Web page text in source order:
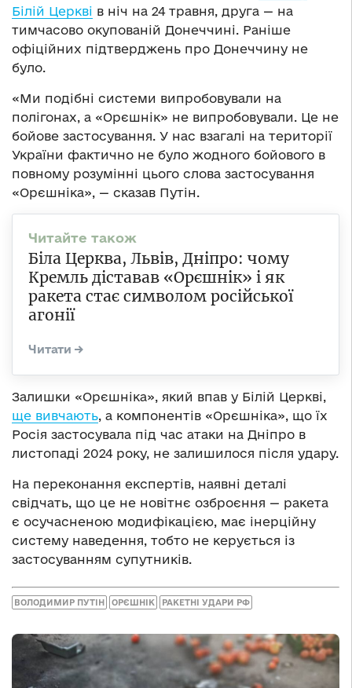
Білій Церкві в ніч на 24 травня, друга — на
тимчасово окупованій Донеччині. Раніше
офіційних підтверджень про Донеччину не
було.
«Ми подібні системи випробовували на
полігонах, а «Орєшнік» не випробовували. Це не
бойове застосування. У нас взагалі на території
України фактично не було жодного бойового в
повному розумінні цього слова застосування
«Орєшніка», — сказав Путін.
Біла Церква, Львів, Дніпро: чому
Кремль діставав «Орєшнік» і як
ракета стає символом російської
агонії
Залишки «Орєшніка», який впав у Білій Церкві,
ще вивчають, а компонентів «Орєшніка», що їх
Росія застосувала під час атаки на Дніпро в
листопаді 2024 року, не залишилося після удару.
На переконання експертів, наявні деталі
свідчать, що це не новітнє озброєння — ракета
є осучасненою модифікацією, має інерційну
систему наведення, тобто не керується із
застосуванням супутників.
ВОЛОДИМИР ПУТІН ОРЄШНІК РАКЕТНІ УДАРИ РФ